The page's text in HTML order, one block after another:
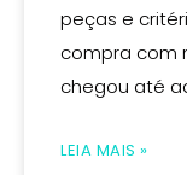
peças e
compra com
chegou até
LEIA MAIS »